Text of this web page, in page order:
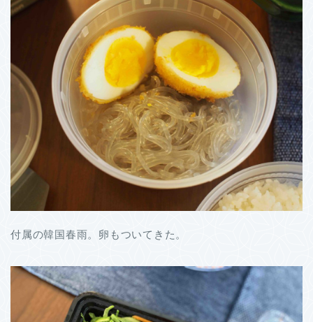
付属の韓国春雨。卵もついてきた。